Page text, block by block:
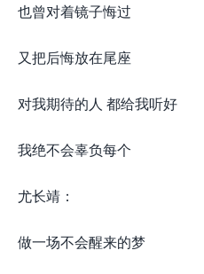
也曾对着镜子悔过
又把后悔放在尾座
对我期待的人 都给我听好
我绝不会辜负每个
尤长靖：
做一场不会醒来的梦